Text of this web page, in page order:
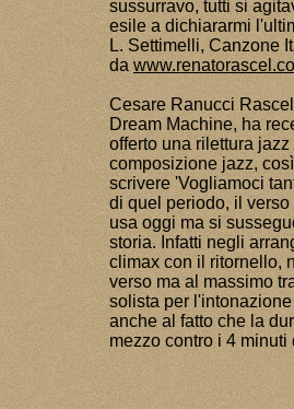
sussurravo, tutti si
esile a dichiararmi
L. Settimelli, Canzone
da
Cesare Ranucci
Dream Machine, ha
offerto una rilettura
composizione jazz,
scrivere 'Vogliamoci
di quel periodo, il
usa oggi ma si
storia. Infatti negli
climax con il ritornello,
verso ma al massimo
solista per
anche al fatto che la
mezzo contro i 4 minuti